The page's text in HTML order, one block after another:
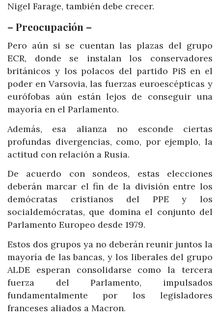
Nigel Farage, también debe crecer.
– Preocupación –
Pero aún si se cuentan las plazas del grupo
ECR, donde se instalan los conservadores
británicos y los polacos del partido PiS en el
poder en Varsovia, las fuerzas euroescépticas y
eurófobas aún están lejos de conseguir una
mayoría en el Parlamento.
Además, esa alianza no esconde ciertas
profundas divergencias, como, por ejemplo, la
actitud con relación a Rusia.
De acuerdo con sondeos, estas elecciones
deberán marcar el fin de la división entre los
demócratas cristianos del PPE y los
socialdemócratas, que domina el conjunto del
Parlamento Europeo desde 1979.
Estos dos grupos ya no deberán reunir juntos la
mayoría de las bancas, y los liberales del grupo
ALDE esperan consolidarse como la tercera
fuerza del Parlamento, impulsados
fundamentalmente por los legisladores
franceses aliados a Macron.